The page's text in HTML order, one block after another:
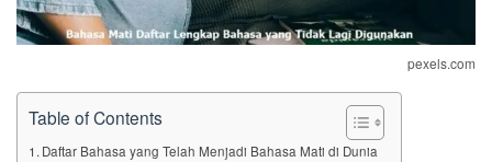
pexels.com
Table of Contents
Daftar Bahasa yang Telah Menjadi Bahasa Mati di Dunia